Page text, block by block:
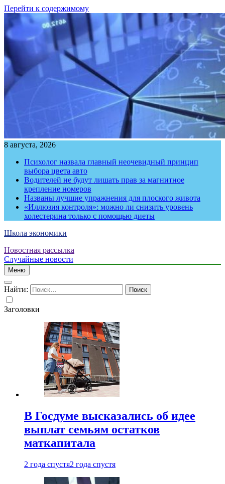
Перейти к содержимому
8 августа, 2026
Психолог назвала главный неочевидный принцип
выбора цвета авто
Водителей не будут лишать прав за магнитное
крепление номеров
Названы лучшие упражнения для плоского живота
«Иллюзия контроля»: можно ли снизить уровень
холестерина только с помощью диеты
Школа экономики
Новостная рассылка
Случайные новости
Меню
Найти:
Заголовки
В Госдуме высказались об идее
выплат семьям остатков
маткапитала
2 года спустя2 года спустя